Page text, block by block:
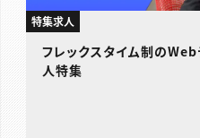
特集求人
フレックスタイム制の
人特集